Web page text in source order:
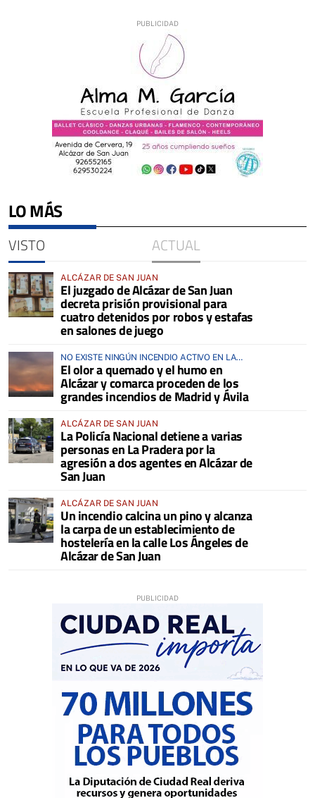
LO MÁS
VISTO ACTUAL
ALCÁZAR DE SAN JUAN
El juzgado de Alcázar de San Juan
decreta prisión provisional para
cuatro detenidos por robos y estafas
en salones de juego
NO EXISTE NINGÚN INCENDIO ACTIVO EN LA
COMARCA
El olor a quemado y el humo en
Alcázar y comarca proceden de los
grandes incendios de Madrid y Ávila
ALCÁZAR DE SAN JUAN
La Policía Nacional detiene a varias
personas en La Pradera por la
agresión a dos agentes en Alcázar de
San Juan
ALCÁZAR DE SAN JUAN
Un incendio calcina un pino y alcanza
la carpa de un establecimiento de
hostelería en la calle Los Ángeles de
Alcázar de San Juan